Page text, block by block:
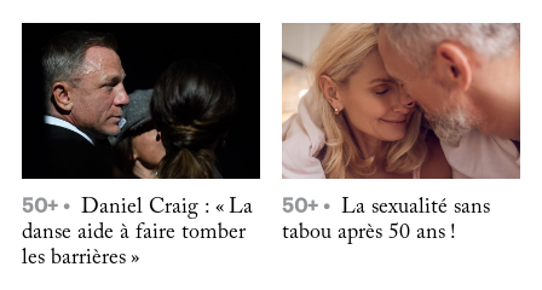
50+
Daniel Craig : « La
danse aide à faire tomber
les barrières »
50+
La sexualité sans
tabou après 50 ans !